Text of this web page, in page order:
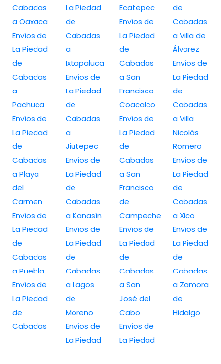
Cabadas
a Oaxaca
Envíos de
La Piedad
de
Cabadas
a
Pachuca
Envíos de
La Piedad
de
Cabadas
a Playa
del
Carmen
Envíos de
La Piedad
de
Cabadas
a Puebla
Envíos de
La Piedad
de
Cabadas
La Piedad
de
Cabadas
a
Ixtapaluca
Envíos de
La Piedad
de
Cabadas
a
Jiutepec
Envíos de
La Piedad
de
Cabadas
a Kanasín
Envíos de
La Piedad
de
Cabadas
a Lagos
de
Moreno
Envíos de
La Piedad
Ecatepec
Envíos de
La Piedad
de
Cabadas
a San
Francisco
Coacalco
Envíos de
La Piedad
de
Cabadas
a San
Francisco
de
Campeche
Envíos de
La Piedad
de
Cabadas
a San
José del
Cabo
Envíos de
La Piedad
de
Cabadas
a Villa de
Álvarez
Envíos de
La Piedad
de
Cabadas
a Villa
Nicolás
Romero
Envíos de
La Piedad
de
Cabadas
a Xico
Envíos de
La Piedad
de
Cabadas
a Zamora
de
Hidalgo